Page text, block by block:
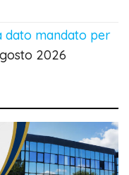
dato mandato per
2026